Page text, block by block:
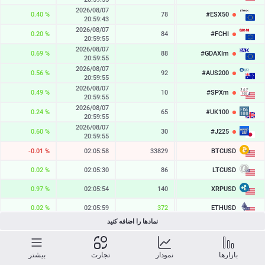
#ESX50
6545.4
78
2026/08/07
20:59:43
0.40 %
#FCHI
8729.7
84
2026/08/07
20:59:55
0.20 %
#GDAXIm
26376.6
88
2026/08/07
20:59:55
0.69 %
#AUS200
9297.8
92
2026/08/07
20:59:55
0.56 %
#SPXm
7761.6
10
2026/08/07
20:59:55
0.49 %
#UK100
10904.7
65
2026/08/07
20:59:55
0.24 %
#J225
66268
30
2026/08/07
20:59:55
0.60 %
BTCUSD
64893.095
33829
02:05:58
-0.01 %
LTCUSD
45.553
86
02:05:30
0.02 %
XRPUSD
1.03095
140
02:05:54
0.97 %
ETHUSD
1913.556
372
02:05:59
0.02 %
02:05:59
SOLUSD
73.90
10
02:05:59
0.33 %
2026/08/07
نمادها را اضافه کنید
بازارها نمودار تجارت بیشتر